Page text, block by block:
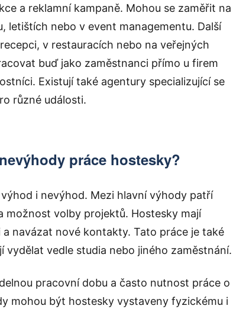
a reklamní kampaně. Mohou se zaměřit na
letištích nebo v event managementu. Další
v restauracích nebo na veřejných
buď jako zaměstnanci přímo u firem
Existují také agentury specializující se
různé události.
práce hostesky?
i nevýhod. Mezi hlavní výhody patří
možnost volby projektů. Hostesky mají
navázat nové kontakty. Tato práce je také
vedle studia nebo jiného zaměstnání.
pracovní dobu a často nutnost práce o
mohou být hostesky vystaveny fyzickému i